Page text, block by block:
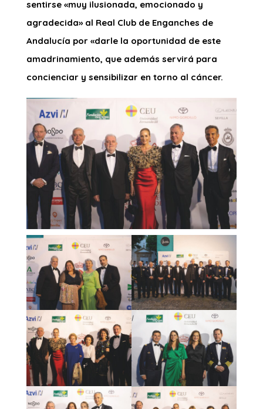
sentirse «muy ilusionada, emocionado y
agradecida» al Real Club de Enganches de
Andalucía por «darle la oportunidad de este
amadrinamiento, que además servirá para
concienciar y sensibilizar en torno al cáncer.